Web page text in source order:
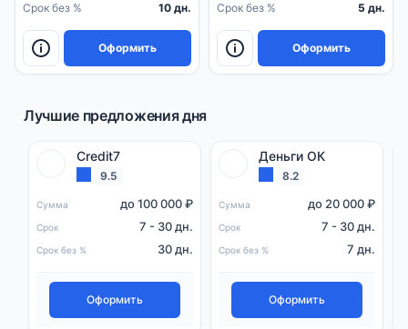
Срок без %
10 дн.
Оформить
Срок без %
5 дн.
Оформить
Лучшие предложения дня
Credit7
9.5
Сумма до 100 000 ₽
Срок 7 - 30 дн.
Срок без % 30 дн.
Оформить
Деньги ОК
8.2
Сумма до 20 000 ₽
Срок 7 - 30 дн.
Срок без % 7 дн.
Оформить